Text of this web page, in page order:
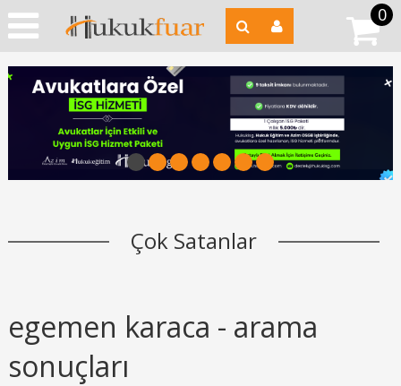
0
1 2 3 4 5 6 7
Çok Satanlar
egemen karaca - arama
sonuçları